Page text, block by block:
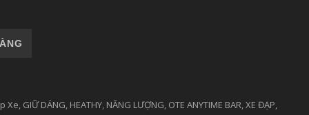
Yến Mạch_COCOA NIBS ANYTIME BAR số lượng
Xe, GIỮ DÁNG, HEATHY, NĂNG LƯỢNG, OTE ANYTIME BAR,XE ĐẠP,